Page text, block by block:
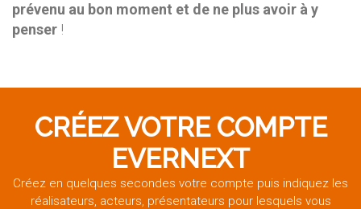
prévenu au bon moment et de ne plus avoir à y
penser !
CRÉEZ VOTRE COMPTE
EVERNEXT
Créez en quelques secondes votre compte puis indiquez les
réalisateurs, acteurs, présentateurs pour lesquels vous